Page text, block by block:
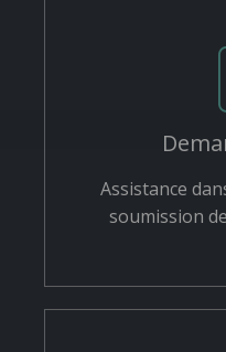
Assistance
soumission